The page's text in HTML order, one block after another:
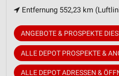
Entfernung 552,23 km
ANGEBOTE & PROSPEKTE
ALLE DEPOT PROSPEKTE &
ALLE DEPOT ADRESSEN &